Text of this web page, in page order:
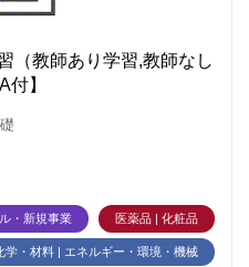
（教師あり学習,教師なし
】
・新規事業 医薬品 | 化粧品
学・材料 | エネルギー・環境・機械